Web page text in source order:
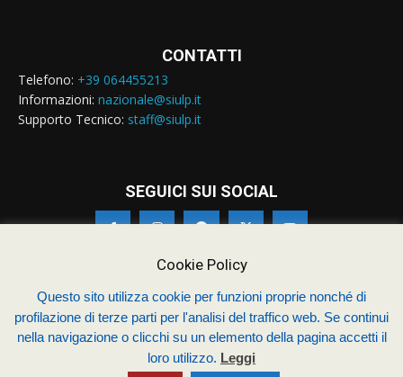
CONTATTI
Telefono: +39 064455213
Informazioni: nazionale@siulp.it
Supporto Tecnico: staff@siulp.it
SEGUICI SUI SOCIAL
© Siulp 2026 - C.F.97014000588 - Realizzato dastudio4s.com
Sindacato Italiano Unitario dei Lavoratori della Polizia
Chi siamo – Statuto
Termini & Condizioni Contatti
Cookie Policy
Questo sito utilizza cookie per funzioni proprie nonché di
profilazione di terze parti per l'analisi del traffico web. Se continui
nella navigazione o clicchi su un elemento della pagina accetti il
loro utilizzo. Leggi